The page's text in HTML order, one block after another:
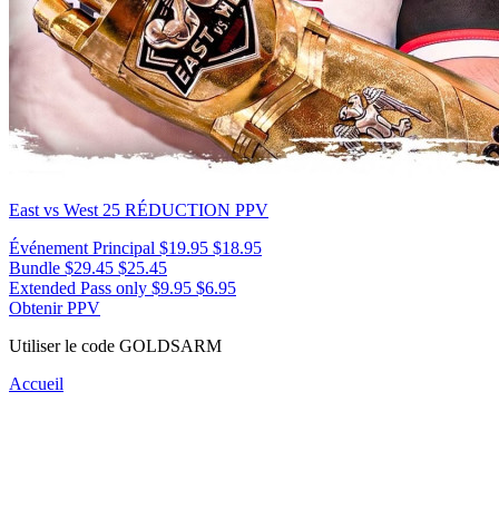
East vs West 25 RÉDUCTION PPV
Événement Principal $19.95 $18.95
Bundle $29.45 $25.45
Extended Pass only $9.95 $6.95
Obtenir PPV
Utiliser le code GOLDSARM
Accueil